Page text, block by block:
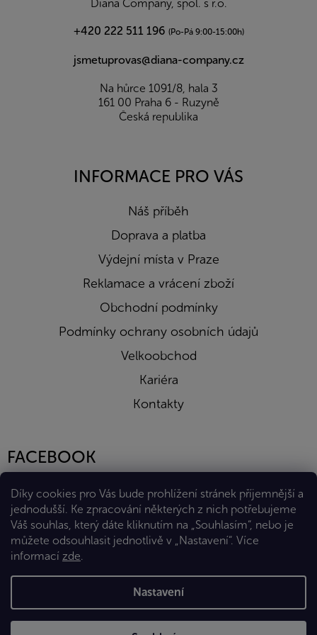
Díky cookies pro Vás bude prohlížení stránek příjemnější a
jednodušší. Ke zpracování některých z nich potřebujeme
Váš souhlas, který dáte kliknutím na „Souhlasím“, nebo je
můžete odsouhlasit jednotlivě v „Nastavení“. Více
informací zde.
Nastavení
Diana Company, spol. s r.o.
+420 222 511 196 (Po-Pá 9:00-15:00h)
jsmetuprovas@diana-company.cz
Na hůrce 1091/8, hala 3
161 00 Praha 6 - Ruzyně
Česká republika
INFORMACE PRO VÁS
Náš příběh
Doprava a platba
Výdejní místa v Praze
Reklamace a vrácení zboží
Obchodní podmínky
Podmínky ochrany osobních údajů
Velkoobchod
Kariéra
Kontakty
FACEBOOK
Vytvořil Shoptet Premium
Copyright 2026Eshop Diana Company, spol. s r.o.. Všechna